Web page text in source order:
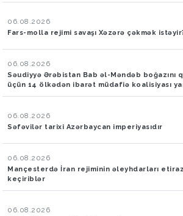
06.08.2026
Fars-molla rejimi savaşı Xəzərə çəkmək
06.08.2026
Səudiyyə Ərəbistan Bab əl-Məndəb boğazını
üçün 14 ölkədən ibarət müdafiə koalisiyası
06.08.2026
Səfəvilər tarixi Azərbaycan imperiyasıdır
06.08.2026
Mançesterdə İran rejiminin əleyhdarları etiraz
keçiriblər
06.08.2026